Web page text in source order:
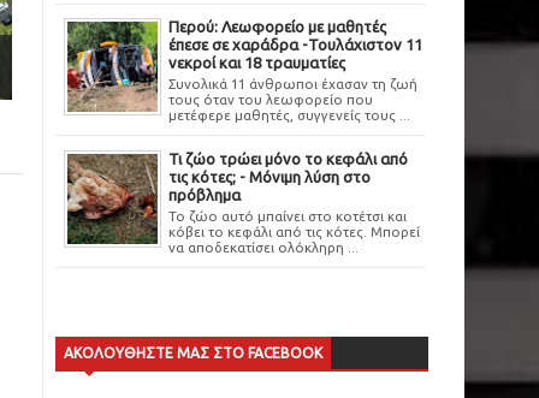
Περού: Λεωφορείο με μαθητές
έπεσε σε χαράδρα -Τουλάχιστον 11
νεκροί και 18 τραυματίες
Συνολικά 11 άνθρωποι έχασαν τη ζωή
τους όταν του λεωφορείο που
μετέφερε μαθητές, συγγενείς τους ...
Τι ζώο τρώει μόνο το κεφάλι από
τις κότες; - Μόνιμη λύση στο
πρόβλημα
Το ζώο αυτό μπαίνει στο κοτέτσι και
κόβει το κεφάλι από τις κότες. Μπορεί
να αποδεκατίσει ολόκληρη ...
ΑΚΟΛΟΥΘΗΣΤΕ ΜΑΣ ΣΤΟ FACEBOOK